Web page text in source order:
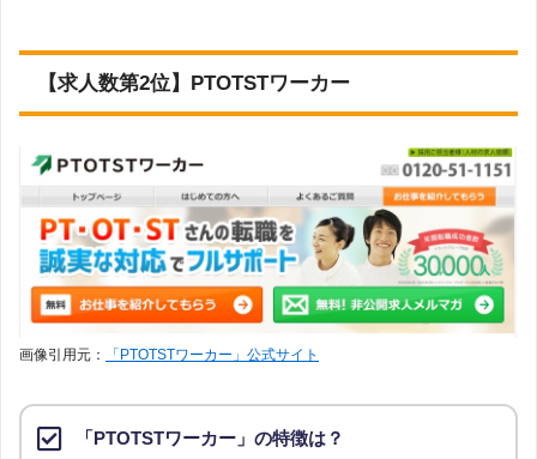
【求人数第2位】PTOTSTワーカー
画像引用元： 「PTOTSTワーカー」公式サイト
「PTOTSTワーカー」の特徴は？